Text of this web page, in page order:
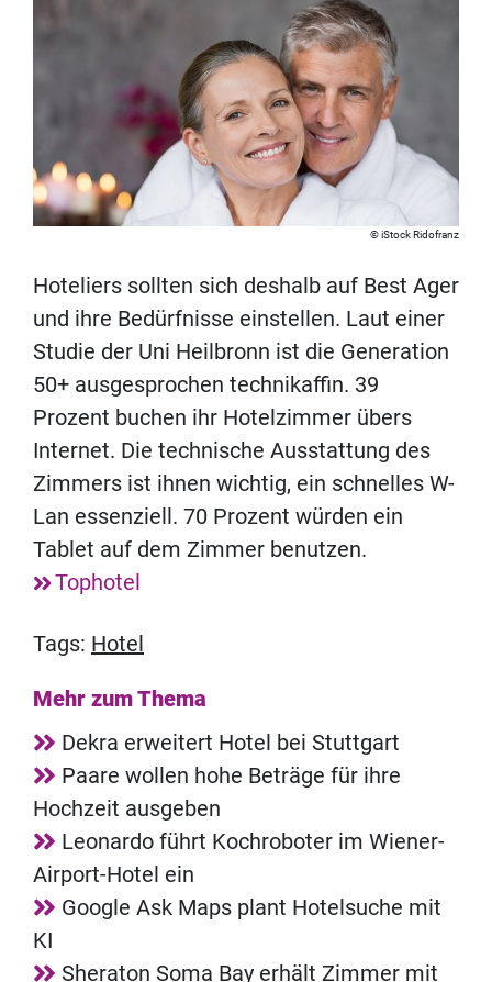
iStock Ridofranz
Hoteliers sollten sich deshalb auf Best Ager
und ihre Bedürfnisse einstellen. Laut einer
Studie der Uni Heilbronn ist die Generation
50+ ausgesprochen technikaffin. 39
Prozent buchen ihr Hotelzimmer übers
Internet. Die technische Ausstattung des
Zimmers ist ihnen wichtig, ein schnelles W-
Lan essenziell. 70 Prozent würden ein
Tablet auf dem Zimmer benutzen.
Tophotel
Tags: Hotel
Mehr zum Thema
Dekra erweitert Hotel bei Stuttgart
Paare wollen hohe Beträge für ihre
Hochzeit ausgeben
Leonardo führt Kochroboter im Wiener-
Airport-Hotel ein
Google Ask Maps plant Hotelsuche mit
KI
Sheraton Soma Bay erhält Zimmer mit